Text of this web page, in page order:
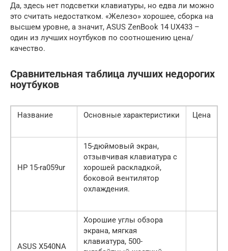
Да, здесь нет подсветки клавиатуры, но едва ли можно
это считать недостатком. «Железо» хорошее, сборка на
высшем уровне, а значит, ASUS ZenBook 14 UX433 –
один из лучших ноутбуков по соотношению цена/
качество.
Сравнительная таблица лучших недорогих
ноутбуков
Название Основные характеристики Цена
HP 15-ra059ur
15-дюймовый экран,
отзывчивая клавиатура с
хорошей раскладкой,
боковой вентилятор
охлаждения.
ASUS X540NA
Хорошие углы обзора
экрана, мягкая
клавиатура, 500-